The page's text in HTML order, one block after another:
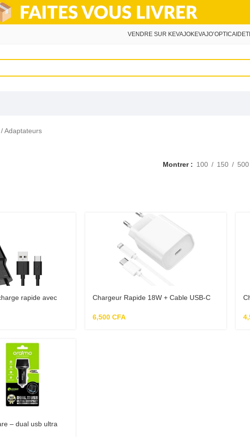
VENDRE SUR KEVAJOKEVAJO’OPTICAIDE
Adaptateurs
Montrer 100 150 500
rapide avec
Chargeur Rapide 18W + Cable USB-C
PRO-12 PRO MAX-11-11 PRO-11PRO
6,500 CFA
– dual usb ultra